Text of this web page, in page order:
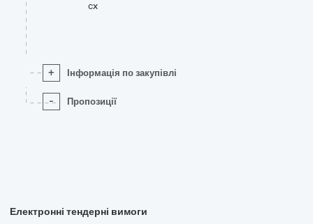
cx
+ Інформація по закупівлі
- Пропозиції
Електронні тендерні вимоги